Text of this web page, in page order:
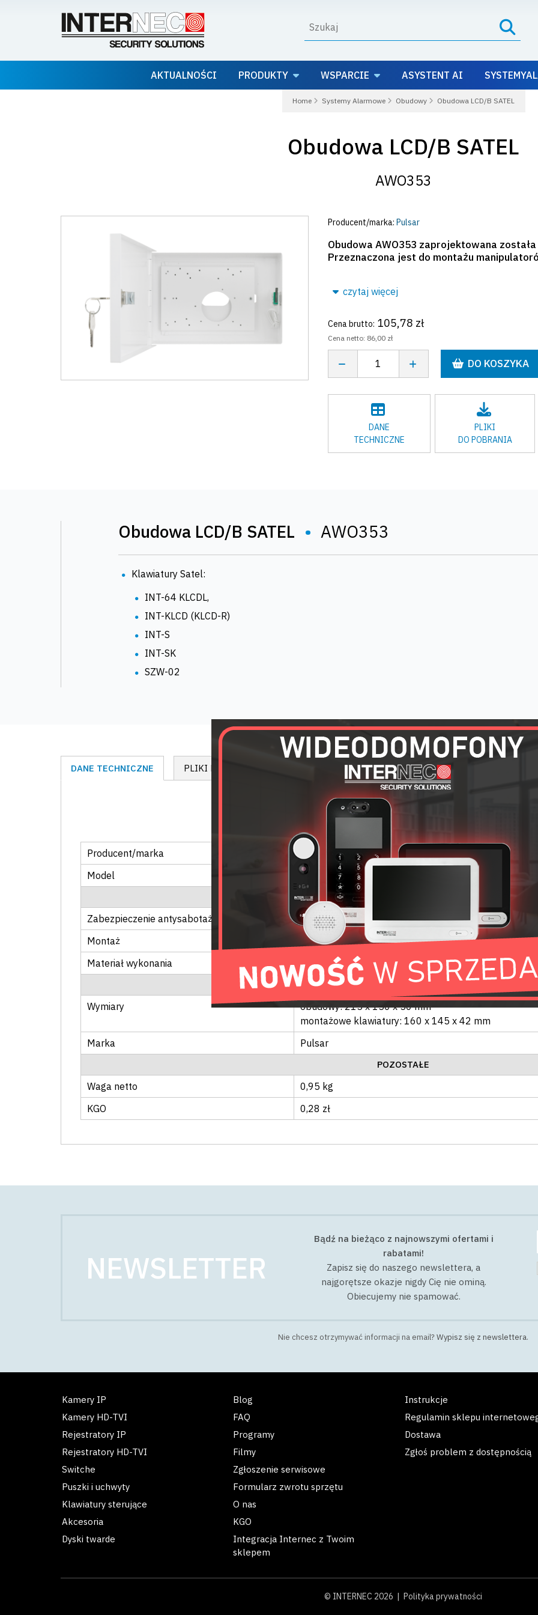
AKTUALNOŚCI PRODUKTY WSPARCIE ASYSTENT AI
Home Systemy Alarmowe Obudowy Obudowa LCD/B SATEL
Obudowa LCD/B SATEL
AWO353
Producent/marka:Pulsar
Obudowa AWO353 zaprojektowana
Przeznaczona jest do montażu
czytaj więcej
Cena brutto: 105,78 zł
Cena netto: 86,00 zł
DO KOSZYKA
DANE
TECHNICZNE
PLIKI
DO POBRANIA
Obudowa LCD/B SATEL • AWO353
Klawiatury Satel:
INT-64 KLCDL,
INT-KLCD (KLCD-R)
INT-S
INT-SK
SZW-02
DANE TECHNICZNE PLIKI DO POBRANIA PRODUKTY POWIĄZANE ZAPYTAJ O PRODUKT
DANE TECHNICZNE
Producent/marka
Pulsar
Model
AWO353
Zabezpieczenie antysabotażowe
Przed otwarciem pokrywy
Montaż
Natynkowy
Materiał wykonania
Metal
OGÓLNE
Wymiary
obudowy: 215 x 150 x 50 mm
montażowe klawiatury: 160 x 145 x 42 mm
Marka
Pulsar
POZOSTAŁE
Waga netto
0,95 kg
KGO
0,28 zł
NEWSLETTER
Bądź na bieżąco z najnowszymi ofertami i
rabatami!
Zapisz się do naszego newslettera, a
najgorętsze okazje nigdy Cię nie ominą.
Obiecujemy nie spamować.
Nie chcesz otrzymywać informacji na email?Wypisz się z newslettera.
Kamery IP
Kamery HD-TVI
Rejestratory IP
Rejestratory HD-TVI
Switche
Puszki i uchwyty
Klawiatury sterujące
Akcesoria
Dyski twarde
Blog
FAQ
Programy
Filmy
Zgłoszenie serwisowe
Formularz zwrotu sprzętu
O nas
KGO
Integracja Internec z Twoim
sklepem
Instrukcje
Regulamin sklepu
Dostawa
Zgłoś problem z dostępnością
© INTERNEC 2026 |Polityka prywatności